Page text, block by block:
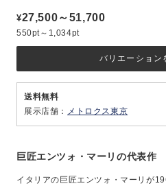
¥27,500～51,700
550pt～1,034pt
巨匠エンツォ・マーリの代表作
イタリアの巨匠エンツォ・マーリが
バリエーション
送料無料
展示店舗： メトロクス東京